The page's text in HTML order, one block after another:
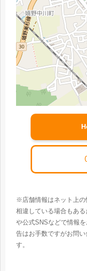
※店舗情報はネット上
相違している場合もあ
や公式SNSなどで情報
告はお手数ですがお問
す。